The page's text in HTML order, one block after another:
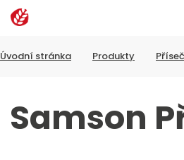
Úvodní stránka Produkty
Samson